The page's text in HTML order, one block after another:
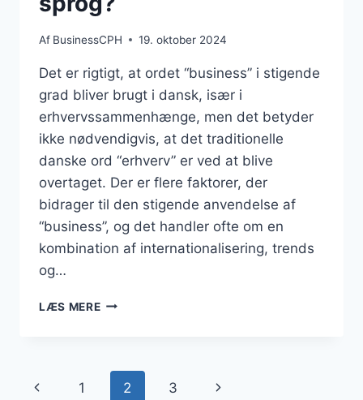
Af BusinessCPH 19. oktober 2024
Det er rigtigt, at ordet “business” i stigende
grad bliver brugt i dansk, især i
erhvervssammenhænge, men det betyder
ikke nødvendigvis, at det traditionelle
danske ord “erhverv” er ved at blive
overtaget. Der er flere faktorer, der
bidrager til den stigende anvendelse af
“business”, og det handler ofte om en
kombination af internationalisering, trends
og…
LÆS MEREER
AT
BLIVE
Side
Forrige 1 2 3 Næste